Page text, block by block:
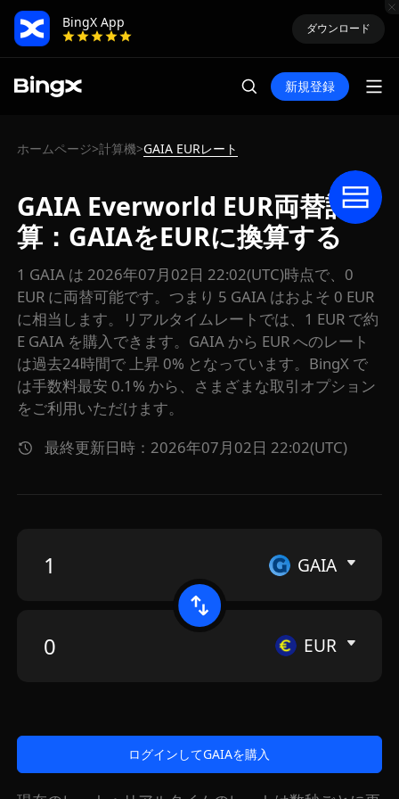
BingX App
ダウンロード
新規登録
ホームページ>計算機>GAIA EURレート
GAIA Everworld EUR両替計
算：GAIAをEURに換算する
1 GAIA は 2026年07月02日 22:02(UTC)時点で、0
EUR に両替可能です。つまり 5 GAIA はおよそ 0 EUR
に相当します。リアルタイムレートでは、1 EUR で約
E GAIA を購入できます。GAIA から EUR へのレート
は過去24時間で 上昇 0% となっています。BingX で
は手数料最安 0.1% から、さまざまな取引オプション
をご利用いただけます。
最終更新日時：2026年07月02日 22:02(UTC)
GAIA
EUR
ログインしてGAIAを購入